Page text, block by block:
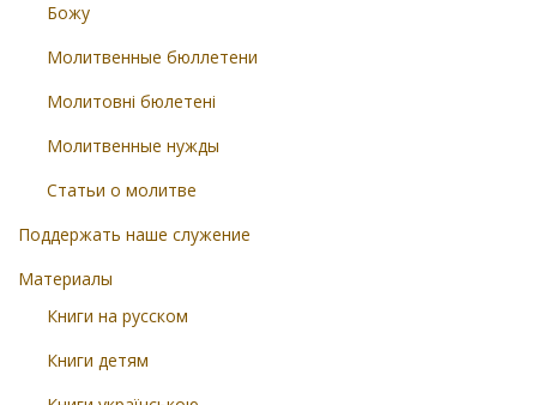
Божу
Молитвенные бюллетени
Молитовні бюлетені
Молитвенные нужды
Статьи о молитве
Поддержать наше служение
Материалы
Книги на русском
Книги детям